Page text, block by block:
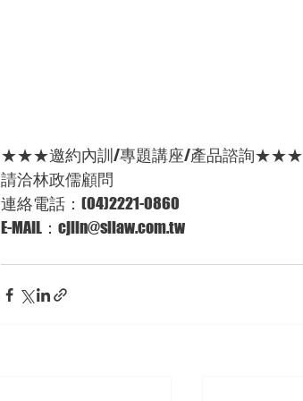
★★★邀約內訓/專題講座/產品諮詢★★★
請洽林政儒顧問
連絡電話：(04)2221-0860
E-MAIL：cjlin@sllaw.com.tw